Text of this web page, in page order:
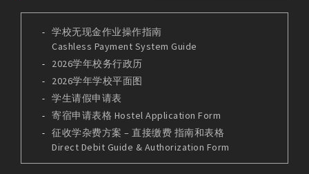
学校无现金作业操作指南
Cashless Payment System Guide
2026学年校务行政历
2026学年学校平面图
学生请假申请表
寄宿申请表格 Hostel Application Form
征收学杂费方案 – 直接缴费 指南和表格
Direct Debit Guide & Authorization Form